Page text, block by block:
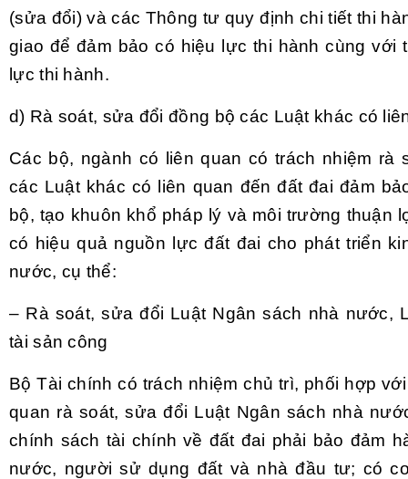
(sửa đổi) và các Thông tư quy định chi tiết thi
giao để đảm bảo có hiệu lực thi hành cùng với
lực thi hành.
d) Rà soát, sửa đổi đồng bộ các Luật khác có
Các bộ, ngành có liên quan có trách nhiệm rà
các Luật khác có liên quan đến đất đai đảm
bộ, tạo khuôn khổ pháp lý và môi trường thuận
có hiệu quả nguồn lực đất đai cho phát triển
nước, cụ thể:
– Rà soát, sửa đổi Luật Ngân sách nhà nước,
tài sản công
Bộ Tài chính có trách nhiệm chủ trì, phối hợp
quan rà soát, sửa đổi Luật Ngân sách nhà
chính sách tài chính về đất đai phải bảo đảm
nước, người sử dụng đất và nhà đầu tư; có